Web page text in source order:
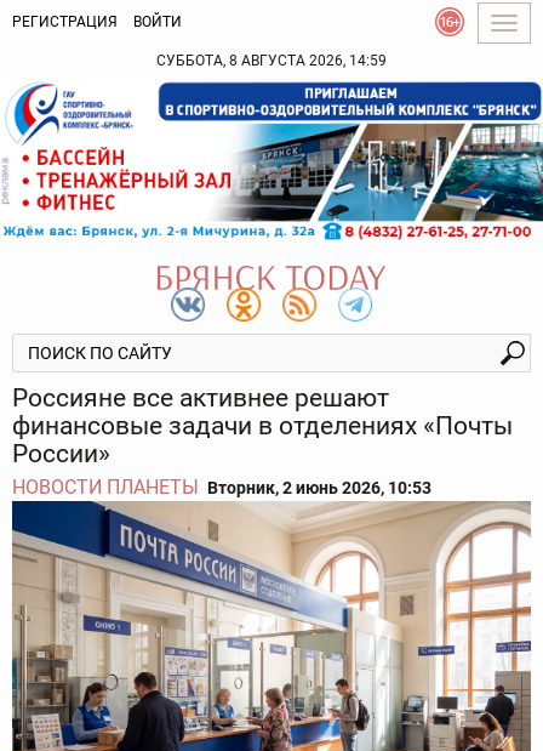
РЕГИСТРАЦИЯ ВОЙТИ
СУББОТА, 8 АВГУСТА 2026, 14:59
Россияне все активнее решают
финансовые задачи в отделениях «Почты
России»
НОВОСТИ ПЛАНЕТЫ Вторник, 2 июнь 2026, 10:53